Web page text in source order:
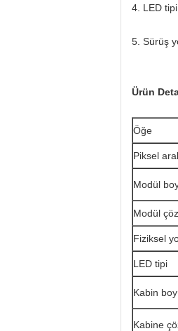
4. LED
5. Sürüş
Ürün
Öğe
Piksel
Modül
Modül
Fiziksel
LED tipi
Kabin
Kabine